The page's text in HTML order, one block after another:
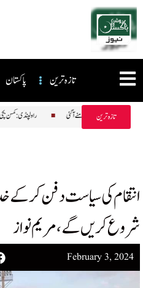
پاکستان تازہ ترین
تازہ ترین
کتابیں کیوں تلف کر رہی ہیں؟ حیران کن حقیقت سامنے آگئی
انتقام کی سیاست دفن کر
شروع کریں گے،مریم نواز
February 3, 2024